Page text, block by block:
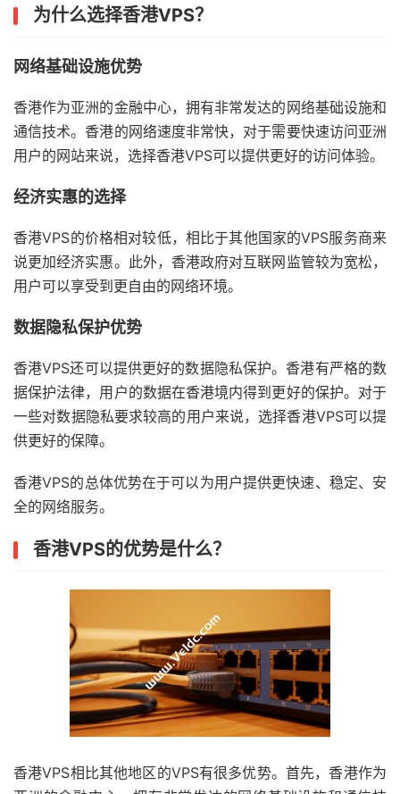
为什么选择香港VPS？
网络基础设施优势
香港作为亚洲的金融中心，拥有非常发达的网络基础设施和
通信技术。香港的网络速度非常快，对于需要快速访问亚洲
用户的网站来说，选择香港VPS可以提供更好的访问体验。
经济实惠的选择
香港VPS的价格相对较低，相比于其他国家的VPS服务商来
说更加经济实惠。此外，香港政府对互联网监管较为宽松，
用户可以享受到更自由的网络环境。
数据隐私保护优势
香港VPS还可以提供更好的数据隐私保护。香港有严格的数
据保护法律，用户的数据在香港境内得到更好的保护。对于
一些对数据隐私要求较高的用户来说，选择香港VPS可以提
供更好的保障。
香港VPS的总体优势在于可以为用户提供更快速、稳定、安
全的网络服务。
香港VPS的优势是什么？
香港VPS相比其他地区的VPS有很多优势。首先，香港作为